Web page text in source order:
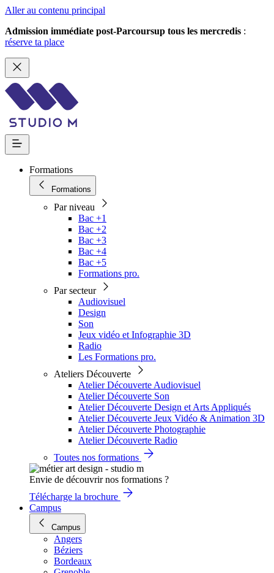
Aller au contenu principal
Admission immédiate post-Parcoursup tous les mercredis :
réserve ta place
Formations
Formations
Par niveau
Bac +1
Bac +2
Bac +3
Bac +4
Bac +5
Formations pro.
Par secteur
Audiovisuel
Design
Son
Jeux vidéo et Infographie 3D
Radio
Les Formations pro.
Ateliers Découverte
Atelier Découverte Audiovisuel
Atelier Découverte Son
Atelier Découverte Design et Arts Appliqués
Atelier Découverte Jeux Vidéo & Animation 3D
Atelier Découverte Photographie
Atelier Découverte Radio
Toutes nos formations
Envie de découvrir nos formations ?
Télécharge la brochure
Campus
Campus
Angers
Béziers
Bordeaux